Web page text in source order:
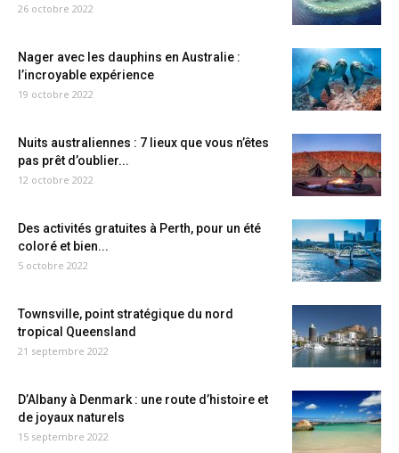
26 octobre 2022
Nager avec les dauphins en Australie :
l’incroyable expérience
19 octobre 2022
Nuits australiennes : 7 lieux que vous n’êtes
pas prêt d’oublier...
12 octobre 2022
Des activités gratuites à Perth, pour un été
coloré et bien...
5 octobre 2022
Townsville, point stratégique du nord
tropical Queensland
21 septembre 2022
D’Albany à Denmark : une route d’histoire et
de joyaux naturels
15 septembre 2022